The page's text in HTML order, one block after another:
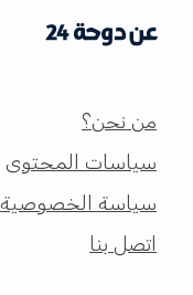
عن دوحة 24
من نحن؟
سياسات المحتوى
سياسة الخصوصية
اتصل بنا